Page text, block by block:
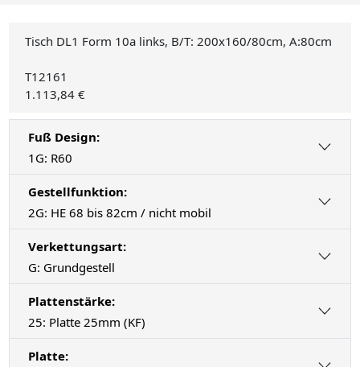
Tisch DL1 Form 10a links, B/T: 200x160/80cm, A:80cm
T12161
1.113,84 €
Fuß Design:
1G: R60
Gestellfunktion:
2G: HE 68 bis 82cm / nicht mobil
Verkettungsart:
G: Grundgestell
Plattenstärke:
25: Platte 25mm (KF)
Platte: